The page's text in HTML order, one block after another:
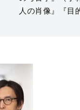
人の肖像』『目